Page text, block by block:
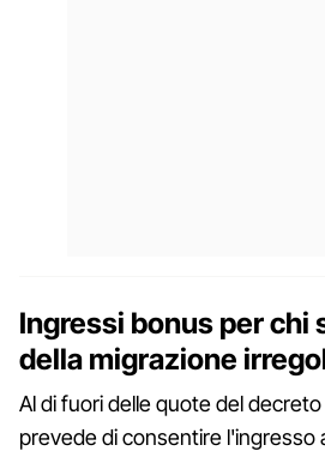
Ingressi bonus per chi
della migrazione
Al di fuori delle quote del
prevede di consentire l'ingresso